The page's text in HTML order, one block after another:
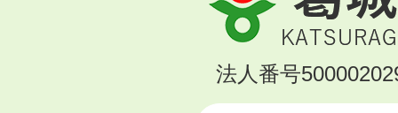
城
市
KATSURAGI
法人番号